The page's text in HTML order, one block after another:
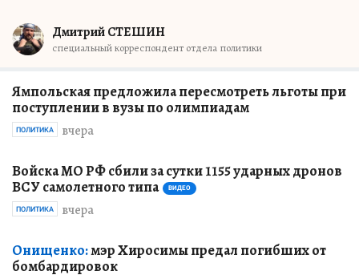
Дмитрий СТЕШИН
специальный корреспондент отдела политики
Ямпольская предложила пересмотреть льготы при
поступлении в вузы по олимпиадам
вчера
ПОЛИТИКА
Войска МО РФ сбили за сутки 1155 ударных дронов
ВСУ самолетного типа
ВИДЕО
вчера
ПОЛИТИКА
Онищенко:мэр Хиросимы предал погибших от
бомбардировок